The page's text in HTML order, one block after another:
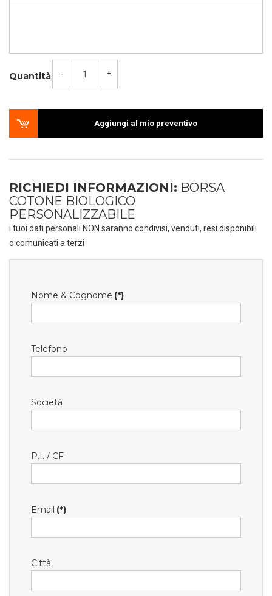
Quantità - +
Aggiungi al mio preventivo
RICHIEDI INFORMAZIONI: BORSA
COTONE BIOLOGICO
PERSONALIZZABILE
i tuoi dati personali NON saranno condivisi, venduti, resi disponibili
o comunicati a terzi
Nome & Cognome (*)
Telefono
Società
P.I. / CF
Email (*)
Città